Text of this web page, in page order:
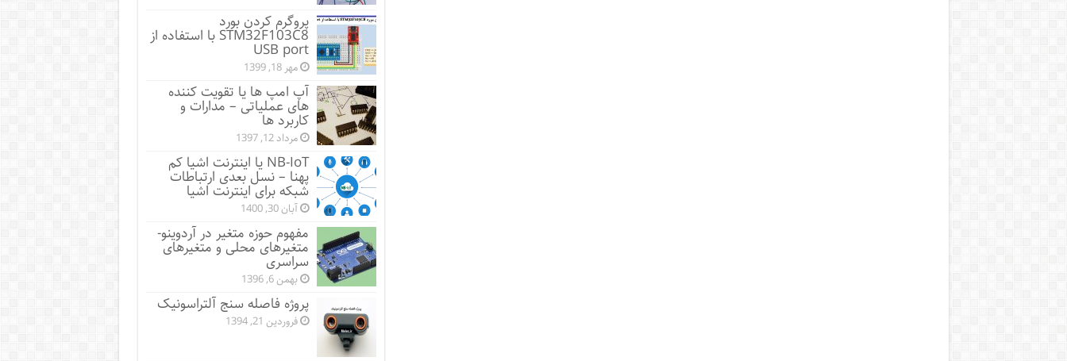
پروگرم کردن بورد
STM32F103C8 با استفاده از
USB port
مهر 18, 1399
آپ امپ ها یا تقویت کننده
های عملیاتی – مدارات و
کاربرد ها
مرداد 12, 1397
NB-IoT یا اینترنت اشیا کم
پهنا – نسل بعدی ارتباطات
شبکه برای اینترنت اشیا
آبان 30, 1400
مفهوم حوزه متغیر در آردوینو-
متغیرهای محلی و متغیرهای
سراسری
بهمن 6, 1396
پروژه فاصله سنج آلتراسونیک
فروردین 21, 1394